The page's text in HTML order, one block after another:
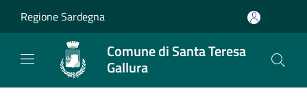
Regione Sardegna
Comune di Santa Teresa
Gallura